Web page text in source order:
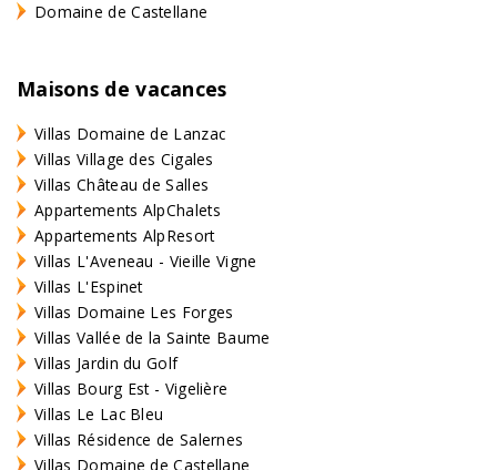
Domaine de Castellane
Maisons de vacances
Villas Domaine de Lanzac
Villas Village des Cigales
Villas Château de Salles
Appartements AlpChalets
Appartements AlpResort
Villas L'Aveneau - Vieille Vigne
Villas L'Espinet
Villas Domaine Les Forges
Villas Vallée de la Sainte Baume
Villas Jardin du Golf
Villas Bourg Est - Vigelière
Villas Le Lac Bleu
Villas Résidence de Salernes
Villas Domaine de Castellane